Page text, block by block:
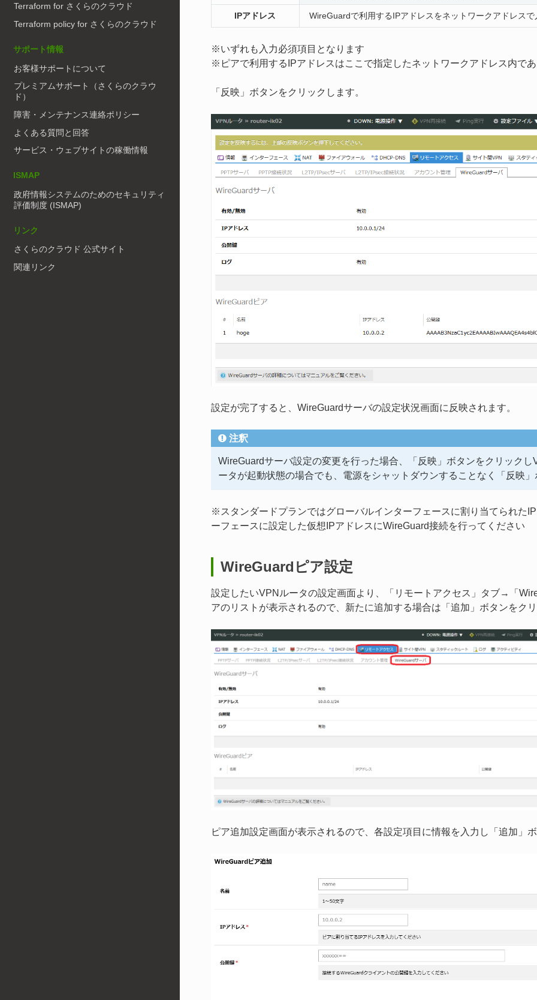
Terraform for さくらのクラウド
Terraform policy for さくらのクラウド
サポート情報
お客様サポートについて
プレミアムサポート（さくらのクラウ
ド）
障害・メンテナンス連絡ポリシー
よくある質問と回答
サービス・ウェブサイトの稼働情報
ISMAP
政府情報システムのためのセキュリティ
評価制度 (ISMAP)
リンク
さくらのクラウド 公式サイト
関連リンク
IPアドレス WireGuardで利用するIPアドレスをネットワークアドレスで
※いずれも入力必須項目となります
※ピアで利用するIPアドレスはここで指定したネットワークアドレス内で
「反映」ボタンをクリックします。
設定が完了すると、WireGuardサーバの設定状況画面に反映されます。
注釈
WireGuardサーバ設定の変更を行った場合、「反映」ボタンをクリック
ータが起動状態の場合でも、電源をシャットダウンすることなく「反映
※スタンダードプランではグローバルインターフェースに割り当てられた
ーフェースに設定した仮想IPアドレスにWireGuard接続を行ってください
WireGuardピア設定
設定したいVPNルータの設定画面より、「リモートアクセス」タブ→「
アのリストが表示されるので、新たに追加する場合は「追加」ボタンをク
ピア追加設定画面が表示されるので、各設定項目に情報を入力し「追加」